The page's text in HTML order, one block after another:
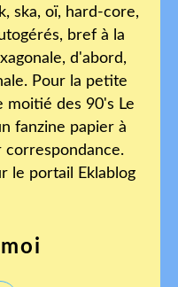
ska, oï, hard-core,
bref à la
d'abord,
Pour la petite
moitié des 90's Le
fanzine papier à
le portail Eklablog